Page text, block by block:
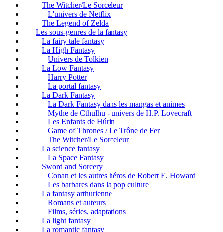
The Witcher/Le Sorceleur
L'univers de Netflix
The Legend of Zelda
Les sous-genres de la fantasy
La fairy tale fantasy
La High Fantasy
Univers de Tolkien
La Low Fantasy
Harry Potter
La portal fantasy
La Dark Fantasy
La Dark Fantasy dans les mangas et animes
Mythe de Cthulhu - univers de H.P. Lovecraft
Les Enfants de Húrin
Game of Thrones / Le Trône de Fer
The Witcher/Le Sorceleur
La science fantasy
La Space Fantasy
Sword and Sorcery
Conan et les autres héros de Robert E. Howard
Les barbares dans la pop culture
La fantasy arthurienne
Romans et auteurs
Films, séries, adaptations
La light fantasy
La romantic fantasy